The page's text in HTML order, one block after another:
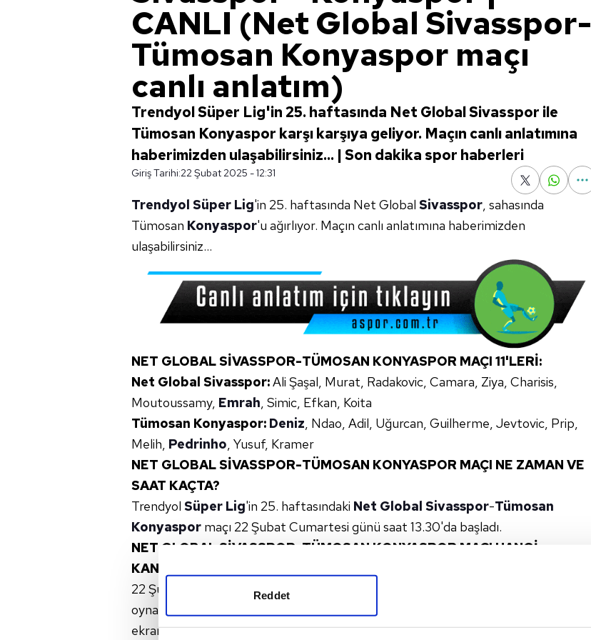
Reddet
CANLI (Net Global Sivasspor-
Tümosan Konyaspor maçı
canlı anlatım)
Trendyol Süper Lig'in 25. haftasında Net Global Sivasspor ile
Tümosan Konyaspor karşı karşıya geliyor. Maçın canlı anlatımına
haberimizden ulaşabilirsiniz... | Son dakika spor haberleri
Giriş Tarihi:22 Şubat 2025 - 12:31
Trendyol Süper Lig'in 25. haftasında Net Global Sivasspor, sahasında
Tümosan Konyaspor'u ağırlıyor. Maçın canlı anlatımına haberimizden
ulaşabilirsiniz...
NET GLOBAL SİVASSPOR-TÜMOSAN KONYASPOR MAÇI 11'LERİ:
Net Global Sivasspor:Ali Şaşal, Murat, Radakovic, Camara, Ziya, Charisis,
Moutoussamy, Emrah, Simic, Efkan, Koita
Tümosan Konyaspor: Deniz, Ndao, Adil, Uğurcan, Guilherme, Jevtovic, Prip,
Melih, Pedrinho, Yusuf, Kramer
NET GLOBAL SİVASSPOR-TÜMOSAN KONYASPOR MAÇI NE ZAMAN VE
SAAT KAÇTA?
Trendyol Süper Lig'in 25. haftasındaki Net Global Sivasspor-Tümosan
Konyaspor maçı 22 Şubat Cumartesi günü saat 13.30'da başladı.
NET GLOBAL SİVASSPOR-TÜMOSAN KONYASPOR MAÇI HANGİ
KANALDA?
22 Şubat Cumartesi günü saat 13.30'da
oynanan Net Global Sivasspor-Tümosan Konyaspor maçı
ekranlarından canlı olarak yayınlanıyor.